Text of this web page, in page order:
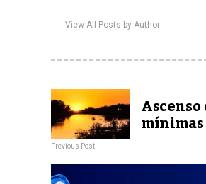
View All Posts by Author
Previous Post